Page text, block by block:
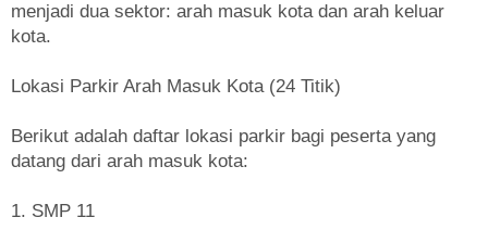
menjadi dua sektor: arah masuk kota dan arah keluar
kota.
Lokasi Parkir Arah Masuk Kota (24 Titik)
Berikut adalah daftar lokasi parkir bagi peserta yang
datang dari arah masuk kota:
1. SMP 11